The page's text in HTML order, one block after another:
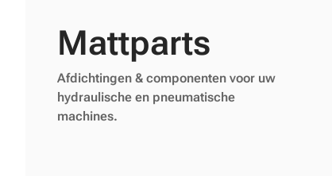
Mattparts
Afdichtingen & componenten voor uw
hydraulische en pneumatische
machines.